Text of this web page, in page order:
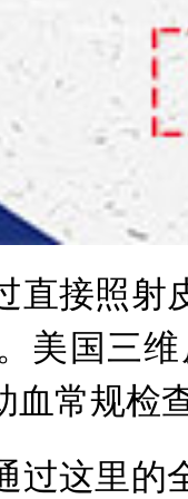
接照射皮
美国三
血常规检
这里的全